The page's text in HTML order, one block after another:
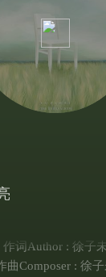
作词Author : 徐子
曲Composer : 徐